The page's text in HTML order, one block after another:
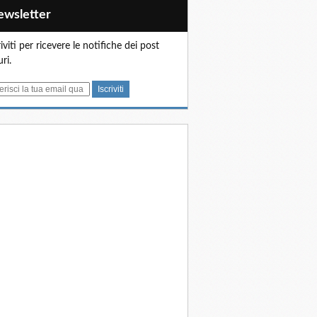
per ricevere le notifiche dei post